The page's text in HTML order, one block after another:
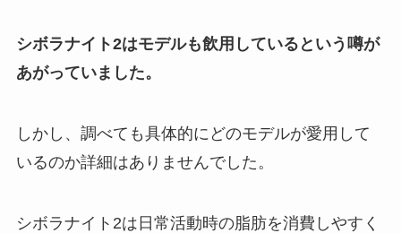
シボラナイト2はモデルも飲用しているという噂が
あがっていました。
しかし、調べても具体的にどのモデルが愛用して
いるのか詳細はありませんでした。
シボラナイト2は日常活動時の脂肪を消費しやすく